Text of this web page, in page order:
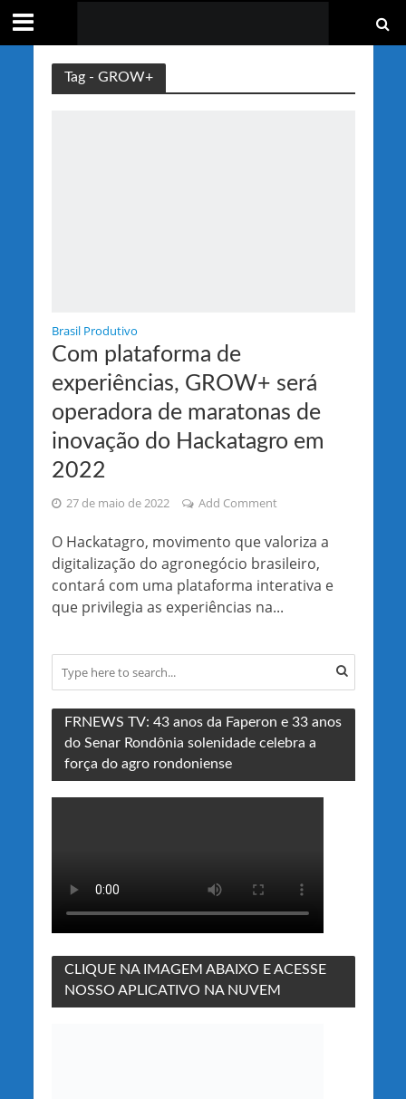
Tag - GROW+
Brasil Produtivo
Com plataforma de
experiências, GROW+ será
operadora de maratonas de
inovação do Hackatagro em
2022
27 de maio de 2022 Add Comment
O Hackatagro, movimento que valoriza a
digitalização do agronegócio brasileiro,
contará com uma plataforma interativa e
que privilegia as experiências na...
FRNEWS TV: 43 anos da Faperon e 33 anos
do Senar Rondônia solenidade celebra a
força do agro rondoniense
CLIQUE NA IMAGEM ABAIXO E ACESSE
NOSSO APLICATIVO NA NUVEM